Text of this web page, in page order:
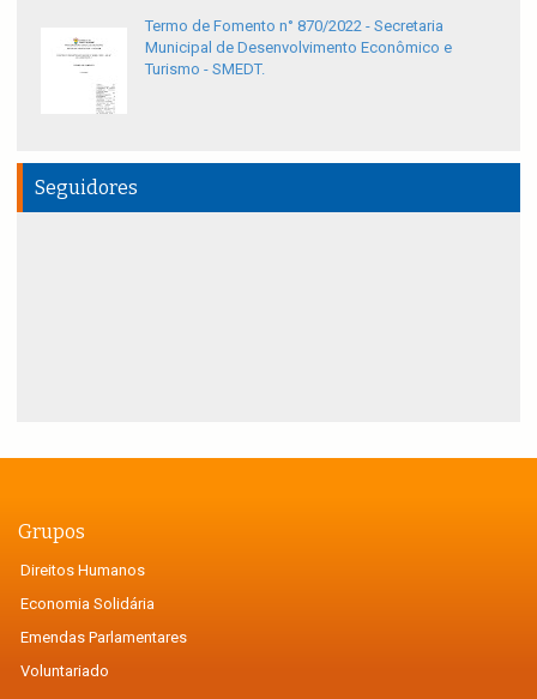
Termo de Fomento n° 870/2022 - Secretaria
Municipal de Desenvolvimento Econômico e
Turismo - SMEDT.
Seguidores
Grupos
Direitos Humanos
Economia Solidária
Emendas Parlamentares
Voluntariado